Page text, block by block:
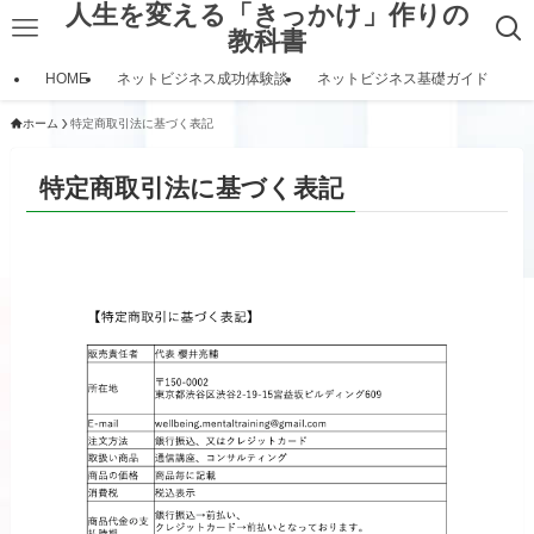
人生を変える「きっかけ」作りの
教科書
HOME ネットビジネス成功体験談 ネットビジネス基礎ガイド
ホーム 特定商取引法に基づく表記
特定商取引法に基づく表記